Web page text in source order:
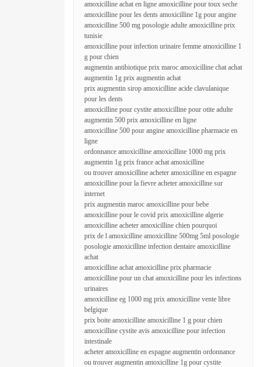
amoxicilline achat en ligne amoxicilline pour toux seche
amoxicilline pour les dents amoxicilline 1g pour angine
amoxicilline 500 mg posologie adulte amoxicilline prix
tunisie
amoxicilline pour infection urinaire femme amoxicilline 1
g pour chien
augmentin antibiotique prix maroc amoxicilline chat achat
augmentin 1g prix augmentin achat
prix augmentin sirop amoxicilline acide clavulanique
pour les dents
amoxicilline pour cystite amoxicilline pour otite adulte
augmentin 500 prix amoxicilline en ligne
amoxicilline 500 pour angine amoxicilline pharmacie en
ligne
ordonnance amoxicilline amoxicilline 1000 mg prix
augmentin 1g prix france achat amoxicilline
ou trouver amoxicilline acheter amoxicilline en espagne
amoxicilline pour la fievre acheter amoxicilline sur
internet
prix augmentin maroc amoxicilline pour bebe
amoxicilline pour le covid prix amoxicilline algerie
amoxicilline acheter amoxicilline chien pourquoi
prix de l amoxicilline amoxicilline 500mg 5ml posologie
posologie amoxicilline infection dentaire amoxicilline
achat
amoxicilline achat amoxicilline prix pharmacie
amoxicilline pour un chat amoxicilline pour les infections
urinaires
amoxicilline eg 1000 mg prix amoxicilline vente libre
belgique
prix boite amoxicilline amoxicilline 1 g pour chien
amoxicilline cystite avis amoxicilline pour infection
intestinale
acheter amoxicilline en espagne augmentin ordonnance
ou trouver augmentin amoxicilline 1g pour cystite